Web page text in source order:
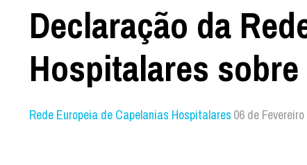
Declaração da
Hospitalares
Rede Europeia de Capelanias Hospitalares 06 de